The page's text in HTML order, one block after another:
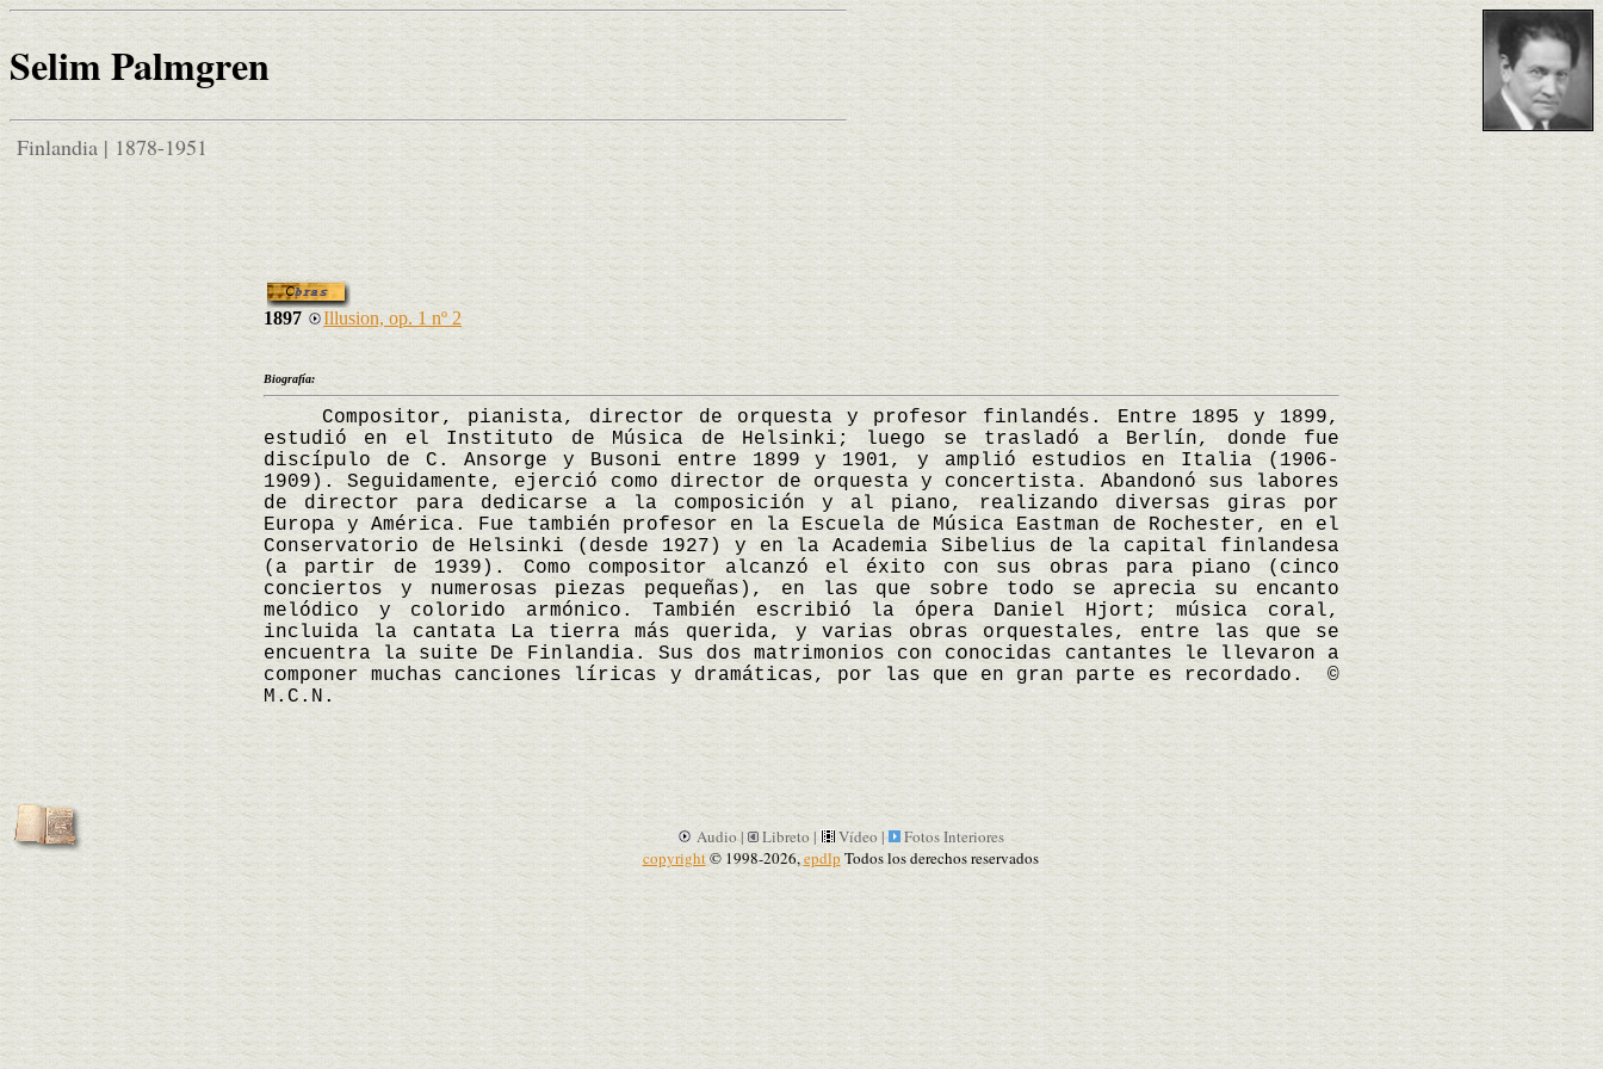
Selim Palmgren
Finlandia | 1878-1951
1897 Illusion, op. 1 nº 2
Biografía:
Compositor, pianista, director de orquesta y profesor finlandés. Entre 1895 y 1899,
estudió en el Instituto de Música de Helsinki; luego se trasladó a Berlín, donde fue
discípulo de C. Ansorge y Busoni entre 1899 y 1901, y amplió estudios en Italia (1906-
1909). Seguidamente, ejerció como director de orquesta y concertista. Abandonó sus labores
de director para dedicarse a la composición y al piano, realizando diversas giras por
Europa y América. Fue también profesor en la Escuela de Música Eastman de Rochester, en el
Conservatorio de Helsinki (desde 1927) y en la Academia Sibelius de la capital finlandesa
(a partir de 1939). Como compositor alcanzó el éxito con sus obras para piano (cinco
conciertos y numerosas piezas pequeñas), en las que sobre todo se aprecia su encanto
melódico y colorido armónico. También escribió la ópera Daniel Hjort; música coral,
incluida la cantata La tierra más querida, y varias obras orquestales, entre las que se
encuentra la suite De Finlandia. Sus dos matrimonios con conocidas cantantes le llevaron a
componer muchas canciones líricas y dramáticas, por las que en gran parte es recordado. ©
M.C.N.
Audio | Libreto | Vídeo |
Fotos Interiores
copyright© 1998-2026,epdlp Todos los derechos reservados